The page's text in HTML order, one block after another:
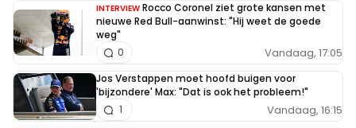
Max moet 1 van de 2 winnen en zelf de andere race 2e
worden. Klaar.
BernieEcclestone
21 november 2021 15:49
INTERVIEW Rocco Coronel ziet grote kansen met
nieuwe Red Bull-aanwinst: "Hij weet de goede
weg"
Vandaag, 17:05
0
Jos Verstappen moet hoofd buigen voor
'bijzondere' Max: "Dat is ook het probleem!"
Vandaag, 16:15
1